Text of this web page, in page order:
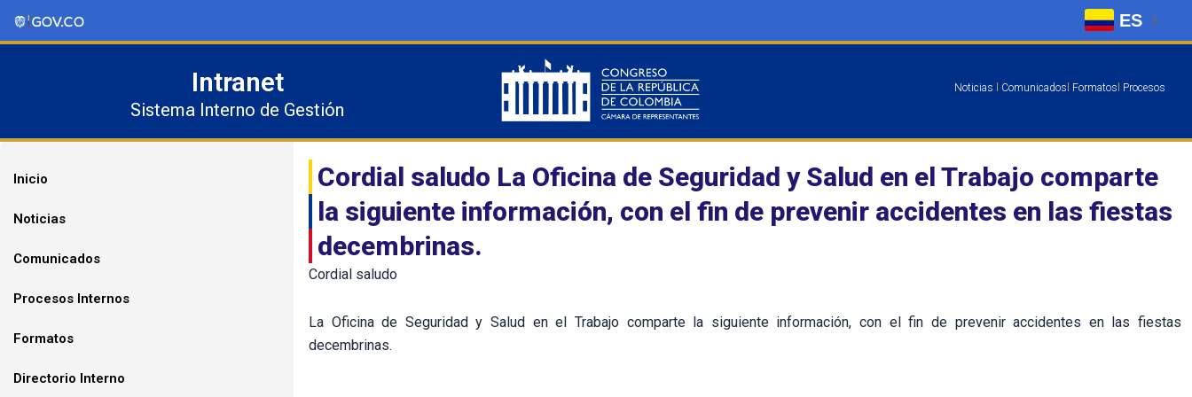
Intranet
Sistema Interno de Gestión
Noticias Comunicados Formatos Procesos
Inicio
Noticias
Comunicados
Procesos Internos
Formatos
Directorio Interno
Cordial saludo La Oficina de Seguridad y Salud en el Trabajo comparte
la siguiente información, con el fin de prevenir accidentes en las fiestas
decembrinas.
Cordial saludo
La Oficina de Seguridad y Salud en el Trabajo comparte la siguiente información, con el fin de prevenir accidentes en las fiestas
decembrinas.
ES